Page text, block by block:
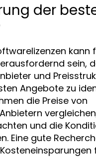
der
kann
sein,
und
Angebote zu
die Preise von
und die
Eine gute